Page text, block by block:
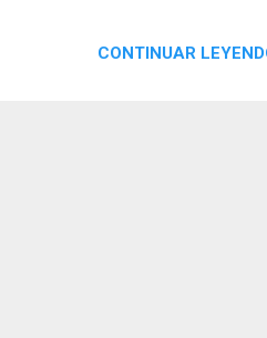
CONTINUAR